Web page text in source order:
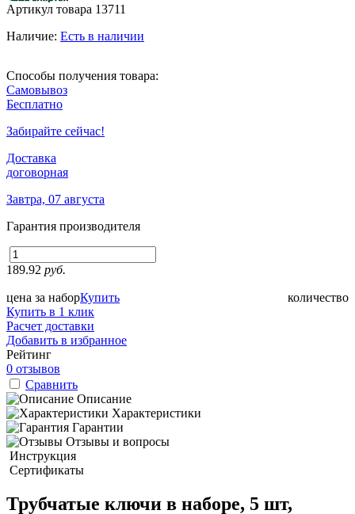
Артикул товара 13711
Наличие: Есть в наличии
Способы получения товара:
Самовывоз
Бесплатно
Забирайте сейчас!
Доставка
договорная
Завтра, 07 августа
Гарантия производителя
189.92 руб.
цена за набор количество
Купить
Купить в 1 клик
Расчет доставки
Добавить в избранное
Рейтинг
0 отзывов
Сравнить
Описание
Характеристики
Гарантии
Отзывы и вопросы
Инструкция
Сертификаты
Трубчатые ключи в наборе, 5 шт,